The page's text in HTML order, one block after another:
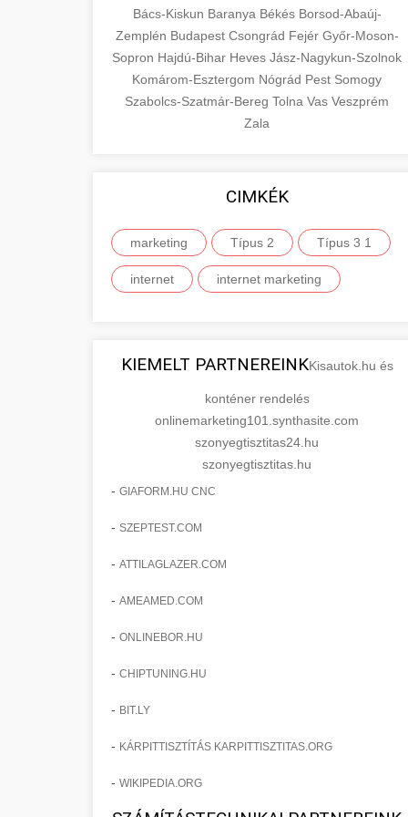
Bács-Kiskun Baranya Békés Borsod-Abaúj-
Zemplén Budapest Csongrád Fejér Győr-Moson-
Sopron Hajdú-Bihar Heves Jász-Nagykun-Szolnok
Komárom-Esztergom Nógrád Pest Somogy
Szabolcs-Szatmár-Bereg Tolna Vas Veszprém
Zala
CIMKÉK
marketing Típus 2 Típus 3 1
internet internet marketing
KIEMELT PARTNEREINKKisautok.hu és
konténer rendelés
onlinemarketing101.synthasite.com
szonyegtisztitas24.hu
szonyegtisztitas.hu
- GIAFORM.HU CNC
- SZEPTEST.COM
- ATTILAGLAZER.COM
- AMEAMED.COM
- ONLINEBOR.HU
- CHIPTUNING.HU
- BIT.LY
- KÁRPITTISZTÍTÁS KARPITTISZTITAS.ORG
- WIKIPEDIA.ORG